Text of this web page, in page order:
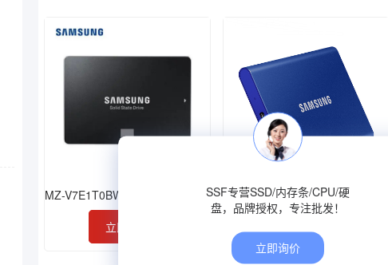
MZ-V7E1T0BW 970 EVO NVMe M.2 1TB
立即询价
MU-PC2T0H/WW
SSF专营SSD/内存条/CPU/硬
盘，品牌授权，专注批发！
立即询价